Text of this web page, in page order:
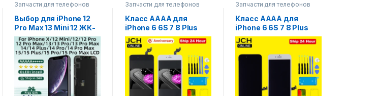
Запчасти для телефонов
Выбор для iPhone 12
Pro Max 13 Mini 12 ЖК-
дисплей с 3D-
дигитайзером
сенсорного экрана
для iPhone 14 plus 14
Pro Max 15 Plus
Дисплей X XR
Запчасти для телефонов
Класс AAAA для
iPhone 6 6S 7 8 Plus
ЖК-дисплей
Идеальный 3D-
дигитайзер
сенсорного экрана в
сборе для iPhone X XR
XS MAX 11PRO
Дисплей Pantalla
Запчасти для телефонов
Класс AAAA для
iPhone 6 6S 7 8 Plus
ЖК-дисплей
Идеальный 3D-
дигитайзер
сенсорного экрана в
сборе для iPhone X XR
Дисплей Pantalla